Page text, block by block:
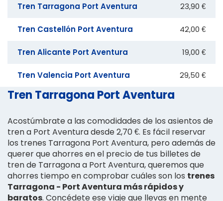
Tren Tarragona Port Aventura 23,90 €
Tren Castellón Port Aventura 42,00 €
Tren Alicante Port Aventura 19,00 €
Tren Valencia Port Aventura 29,50 €
Tren Tarragona Port Aventura
Acostúmbrate a las comodidades de los asientos de
tren a Port Aventura desde 2,70 €. Es fácil reservar
los trenes Tarragona Port Aventura, pero además de
querer que ahorres en el precio de tus billetes de
tren de Tarragona a Port Aventura, queremos que
ahorres tiempo en comprobar cuáles son los trenes
Tarragona - Port Aventura más rápidos y
baratos. Concédete ese viaje que llevas en mente